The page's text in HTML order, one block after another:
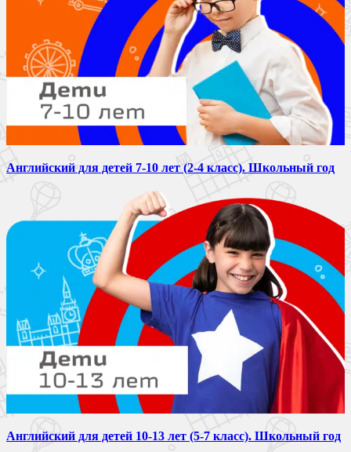
Английский для детей 7-10 лет (2-4 класс). Школьный год
Английский для детей 10-13 лет (5-7 класс). Школьный год